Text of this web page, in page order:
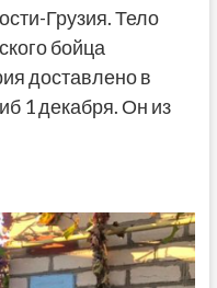
Грузия. Тело
бойца
доставлено в
1 декабря. Он из